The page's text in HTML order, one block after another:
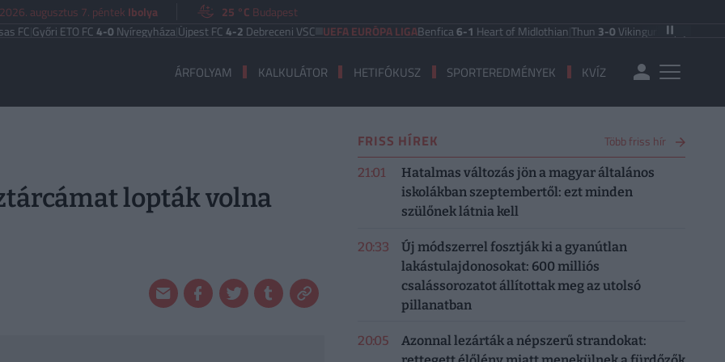
2026. augusztus 7. péntek Ibolya 25 °C Budapest
ETO FC4-0 Nyíregyháza|Újpest FC4-2Debreceni VSC UEFA EURÓPA LIGABenfica6-1Heart of Midlothian|Thun3-0Vikingur Reykjavik|PAOK
ÁRFOLYAM KALKULÁTOR HETIFÓKUSZ SPORTEREDMÉNYEK KVÍZ
lopták volna
FRISS HÍREK Több friss hír
21:01
Hatalmas változás jön a magyar általános
iskolákban szeptembertől: ezt minden
szülőnek látnia kell
20:33
Új módszerrel fosztják ki a gyanútlan
lakástulajdonosokat: 600 milliós
csalássorozatot állítottak meg az utolsó
pillanatban
20:05
Azonnal lezárták a népszerű strandokat: